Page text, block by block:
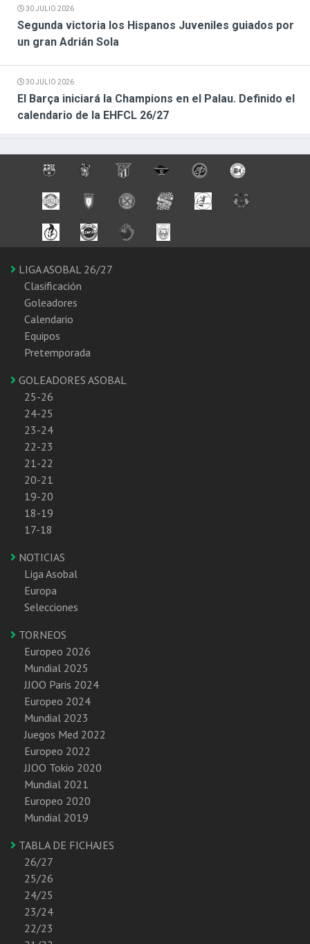
30 JULIO 2026
Segunda victoria los Hispanos Juveniles guiados por
un gran Adrián Sola
30 JULIO 2026
El Barça iniciará la Champions en el Palau. Definido el
calendario de la EHFCL 26/27
LIGA ASOBAL 26/27
Clasificación
Goleadores
Calendario
Equipos
Pretemporada
GOLEADORES ASOBAL
25-26
24-25
23-24
22-23
21-22
20-21
19-20
18-19
17-18
NOTICIAS
Liga Asobal
Europa
Selecciones
TORNEOS
Europeo 2026
Mundial 2025
JJOO Paris 2024
Europeo 2024
Mundial 2023
Juegos Med 2022
Europeo 2022
JJOO Tokio 2020
Mundial 2021
Europeo 2020
Mundial 2019
TABLA DE FICHAJES
26/27
25/26
24/25
23/24
22/23